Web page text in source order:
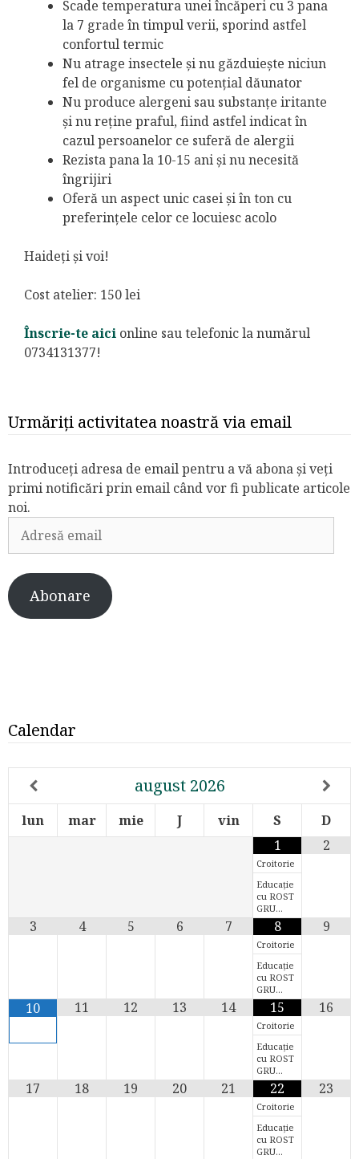
Scade temperatura unei încăperi cu 3 pana
la 7 grade în timpul verii, sporind astfel
confortul termic
Nu atrage insectele și nu găzduiește niciun
fel de organisme cu potențial dăunator
Nu produce alergeni sau substanțe iritante
și nu reține praful, fiind astfel indicat în
cazul persoanelor ce suferă de alergii
Rezista pana la 10-15 ani și nu necesită
îngrijiri
Oferă un aspect unic casei și în ton cu
preferințele celor ce locuiesc acolo
Haideți și voi!
Cost atelier: 150 lei
Înscrie-te aici online sau telefonic la numărul
0734131377!
Urmăriți activitatea noastră via email
Introduceți adresa de email pentru a vă abona și veți
primi notificări prin email când vor fi publicate articole
noi.
Adresă
email
Abonare
Calendar
august 2026
lun mar mie J vin S
D
1
Croitorie
Educație
cu ROST
GRU…
2
3 4 5 6 7 8
Croitorie
Educație
cu ROST
GRU…
9
10 11 12 13 14 15
Croitorie
Educație
cu ROST
GRU…
16
17 18 19 20 21 22
Croitorie
Educație
cu ROST
GRU…
23